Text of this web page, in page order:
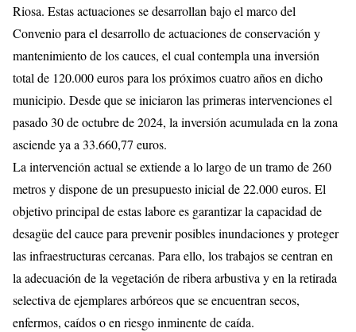
Riosa. Estas actuaciones se desarrollan bajo el marco del
Convenio para el desarrollo de actuaciones de conservación y
mantenimiento de los cauces, el cual contempla una inversión
total de 120.000 euros para los próximos cuatro años en dicho
municipio. Desde que se iniciaron las primeras intervenciones el
pasado 30 de octubre de 2024, la inversión acumulada en la zona
asciende ya a 33.660,77 euros.
La intervención actual se extiende a lo largo de un tramo de 260
metros y dispone de un presupuesto inicial de 22.000 euros. El
objetivo principal de estas labore es garantizar la capacidad de
desagüe del cauce para prevenir posibles inundaciones y proteger
las infraestructuras cercanas. Para ello, los trabajos se centran en
la adecuación de la vegetación de ribera arbustiva y en la retirada
selectiva de ejemplares arbóreos que se encuentran secos,
enfermos, caídos o en riesgo inminente de caída.